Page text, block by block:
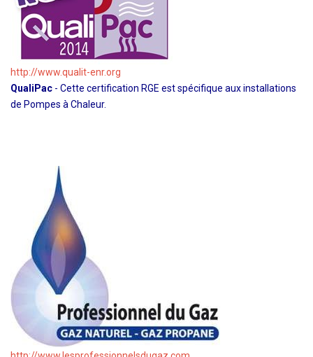
http://www.qualit-enr.org
QualiPac - Cette certification RGE est spécifique aux installations
de Pompes à Chaleur.